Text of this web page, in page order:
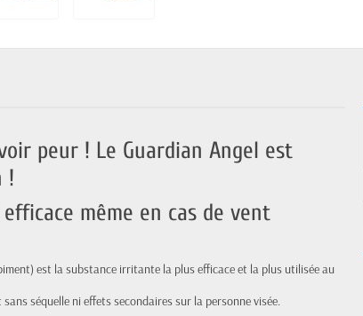
peur ! Le Guardian Angel est
!
même en cas de vent
est la substance irritante la plus efficace et la plus utilisée au
séquelle ni effets secondaires sur la personne visée.